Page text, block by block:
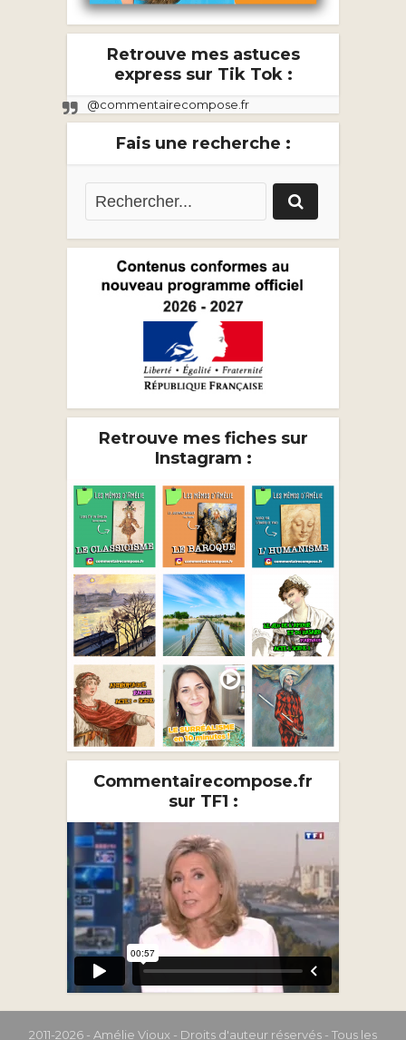
Retrouve mes astuces
express sur Tik Tok :
@commentairecompose.fr
Fais une recherche :
Retrouve mes fiches sur
Instagram :
Commentairecompose.fr
sur TF1 :
2011-2026 - Amélie Vioux - Droits d'auteur réservés - Tous les